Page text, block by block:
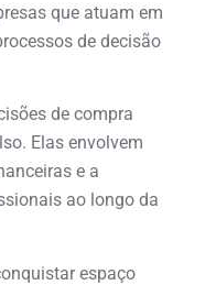
que atuam em
de decisão
de compra
Elas envolvem
e a
ao longo da
espaço